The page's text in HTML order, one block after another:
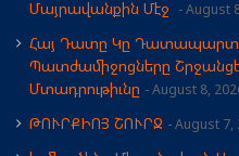
Մայրավանքին Մէջ
August
Հայ Դատը Կը Դատապարտէ
Պատժամիջոցները
Մտադրութիւնը
August 8,
ԹՈՒՐՔԻՈՅ ՇՈՒՐՋ August 7,